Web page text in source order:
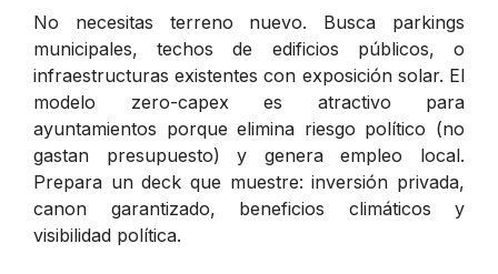
No necesitas terreno nuevo. Busca parkings
municipales, techos de edificios públicos, o
infraestructuras existentes con exposición solar. El
modelo zero-capex es atractivo para
ayuntamientos porque elimina riesgo político (no
gastan presupuesto) y genera empleo local.
Prepara un deck que muestre: inversión privada,
canon garantizado, beneficios climáticos y
visibilidad política.